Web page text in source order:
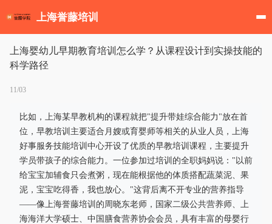
上海誉藤培训
上海婴幼儿早期教育培训怎么学？从课程设计到实操技能的
科学路径
11/03
比如，上海某早教机构的课程就把"提升带娃综合能力"放在首
位，早教培训主要适合月嫂或育婴师等相关的从业人员，上海
好事服务技能培训中心开设了优质的早教培训课程，主要提升
学员带孩子的综合能力。一位参加过培训的全职妈妈说："以前
给宝宝加辅食只会煮粥，现在能根据他的体质搭配蔬菜泥、果
泥，宝宝吃得香，我也放心。"这背后离不开专业的营养指导
——像上海誉藤培训的周晓东老师，国家二级公共营养师、上
海海洋大学硕士、中国膳食营养协会会员，具有丰富的母婴行